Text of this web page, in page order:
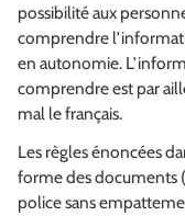
possibilité aux
comprendre
en autonomie.
comprendre est par
mal le français.
Les règles énoncées
forme des documents
police sans